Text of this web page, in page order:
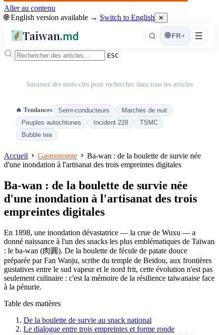
Aller au contenu
🌐 English version available → Switch to English ✕
Taiwan.md ☰
🌐 FR ▾
ESC
Saisissez des mots-clés pour rechercher dans tous les articles
🔥 Tendances Semi-conducteurs
Marchés de nuit
Peuples autochtones
Incident 228
TSMC
Bubble tea
Accueil Gastronomie
Ba-wan : de la boulette de survie née
d'une inondation à l'artisanat des trois empreintes digitales
Ba-wan : de la boulette de survie née
d'une inondation à l'artisanat des trois
empreintes digitales
En 1898, une inondation dévastatrice — la crue de Wuxu — a
donné naissance à l'un des snacks les plus emblématiques de Taïwan
: le ba-wan (肉圓). De la boulette de fécule de patate douce
préparée par Fan Wanju, scribe du temple de Beidou, aux frontières
gustatives entre le sud vapeur et le nord frit, cette évolution n'est pas
seulement culinaire : c'est la mémoire de la résilience taïwanaise face
à la pénurie.
Table des matières
De la boulette de survie au snack national
Le dialogue entre trois empreintes et forme ronde